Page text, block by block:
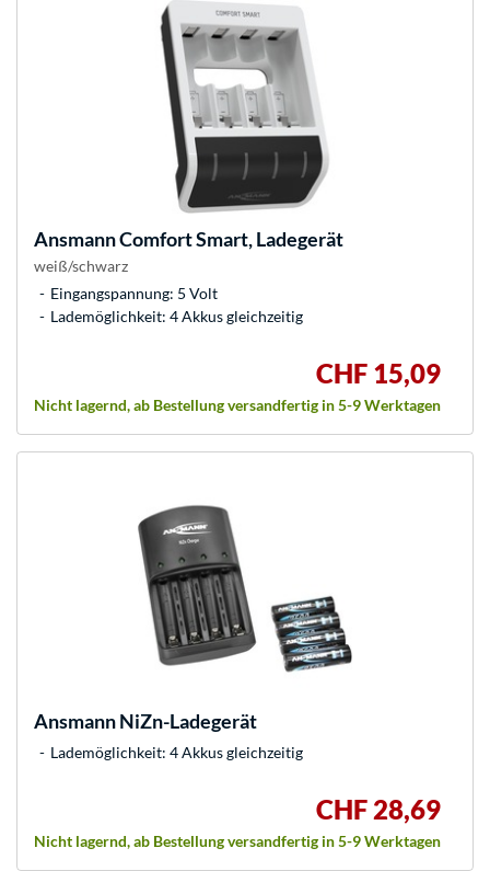
AnsmannComfort Smart, Ladegerät
weiß/schwarz
Eingangspannung: 5 Volt
Lademöglichkeit: 4 Akkus gleichzeitig
CHF 15,09
Nicht lagernd, ab Bestellung versandfertig in 5-9 Werktagen
AnsmannNiZn-Ladegerät
Lademöglichkeit: 4 Akkus gleichzeitig
CHF 28,69
Nicht lagernd, ab Bestellung versandfertig in 5-9 Werktagen